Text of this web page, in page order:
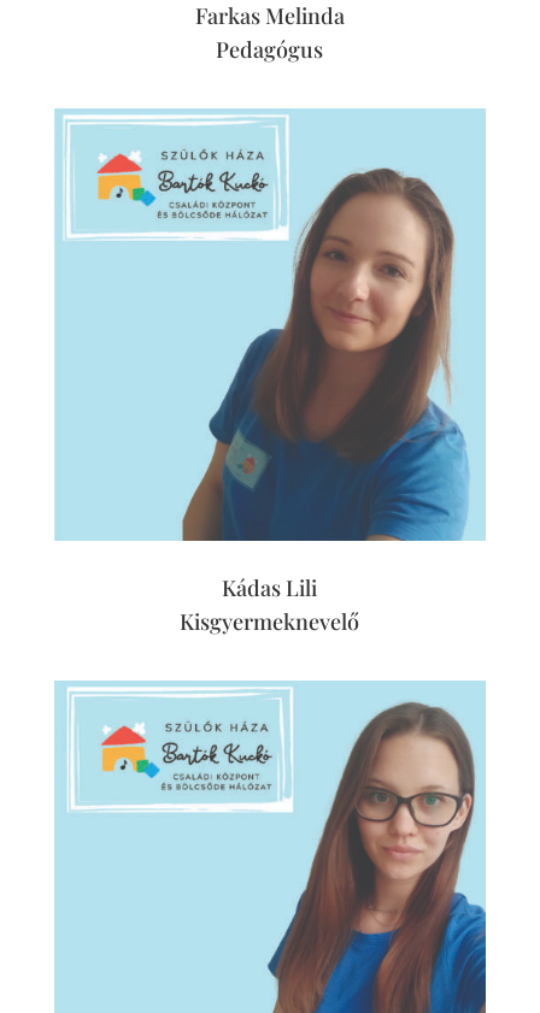
Farkas Melinda
Pedagógus
Kádas Lili
Kisgyermeknevelő